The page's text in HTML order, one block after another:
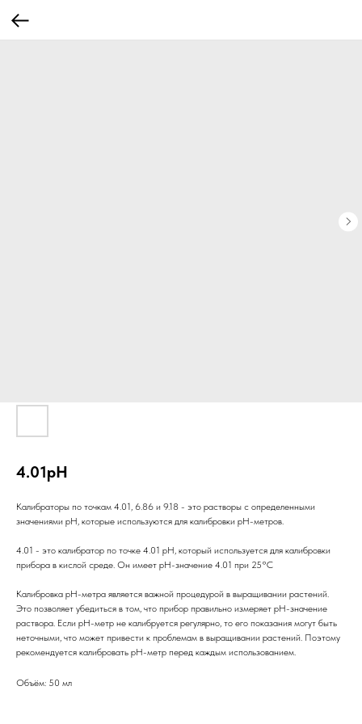
4.01pH
Калибраторы по точкам 4.01, 6.86 и 9.18 - это растворы с определенными
значениями pH, которые используются для калибровки pH-метров.
4.01 - это калибратор по точке 4.01 pH, который используется для калибровки
прибора в кислой среде. Он имеет pH-значение 4.01 при 25°C
Калибровка pH-метра является важной процедурой в выращивании растений.
Это позволяет убедиться в том, что прибор правильно измеряет pH-значение
раствора. Если pH-метр не калибруется регулярно, то его показания могут быть
неточными, что может привести к проблемам в выращивании растений. Поэтому
рекомендуется калибровать pH-метр перед каждым использованием.
Объём: 50 мл